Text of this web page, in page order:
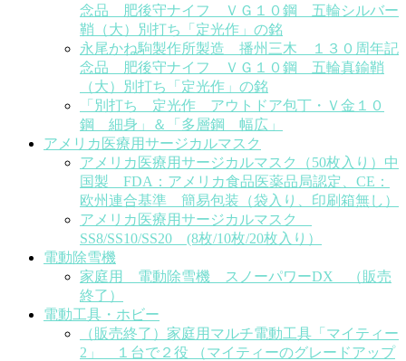
念品 肥後守ナイフ ＶＧ１０鋼 五輪シルバー
鞘（大）別打ち「定光作」の銘
永尾かね駒製作所製造 播州三木 １３０周年記
念品 肥後守ナイフ ＶＧ１０鋼 五輪真鍮鞘
（大）別打ち「定光作」の銘
「別打ち 定光作 アウトドア包丁・Ｖ金１０
鋼 細身」＆「多層鋼 幅広」
アメリカ医療用サージカルマスク
アメリカ医療用サージカルマスク（50枚入り）中
国製 FDA：アメリカ食品医薬品局認定、CE：
欧州連合基準 簡易包装（袋入り、印刷箱無し）
アメリカ医療用サージカルマスク
SS8/SS10/SS20 (8枚/10枚/20枚入り）
電動除雪機
家庭用 電動除雪機 スノーパワーDX （販売
終了）
電動工具・ホビー
（販売終了）家庭用マルチ電動工具「マイティー
2」 １台で２役 （マイティーのグレードアップ